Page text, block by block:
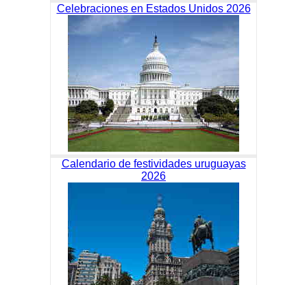
Celebraciones en Estados Unidos 2026
Calendario de festividades uruguayas
2026